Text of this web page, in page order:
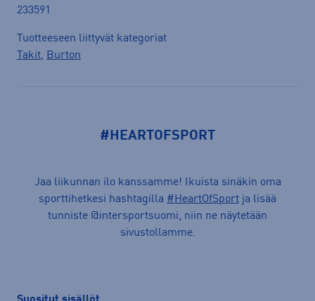
233591
Tuotteeseen liittyvät kategoriat
Takit, Burton
#HEARTOFSPORT
Jaa liikunnan ilo kanssamme! Ikuista sinäkin oma
sporttihetkesi hashtagilla #HeartOfSport ja lisää
tunniste @intersportsuomi, niin ne näytetään
sivustollamme.